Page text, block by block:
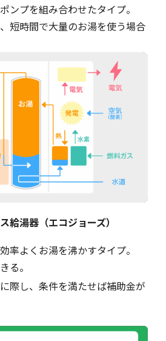
ンプを組み合わせたタイプ。
短時間で大量のお湯を使う場合
給湯器（エコジョーズ）
率よくお湯を沸かすタイプ。
る。
際し、条件を満たせば補助金が